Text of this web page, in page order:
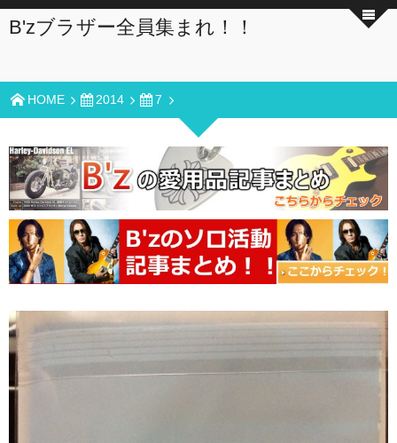
B'zブラザー全員集まれ！！
HOME 2014 7